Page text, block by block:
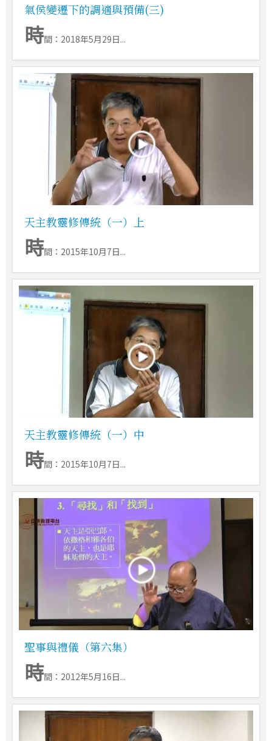
氣侯變遷下的調適與預備(三)
時間：2018年5月29日...
天主教靈修傳統（一）上
時間：2015年10月7日...
天主教靈修傳統（一）中
時間：2015年10月7日...
聖事與禮儀（第六集）
時間：2012年5月16日...